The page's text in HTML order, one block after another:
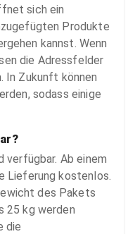
sich ein
Produkte
kannst. Wenn
die Adressfelder
Zukunft können
sodass einige
verfügbar. Ab einem
Lieferung kostenlos.
des Pakets
25 kg werden
die